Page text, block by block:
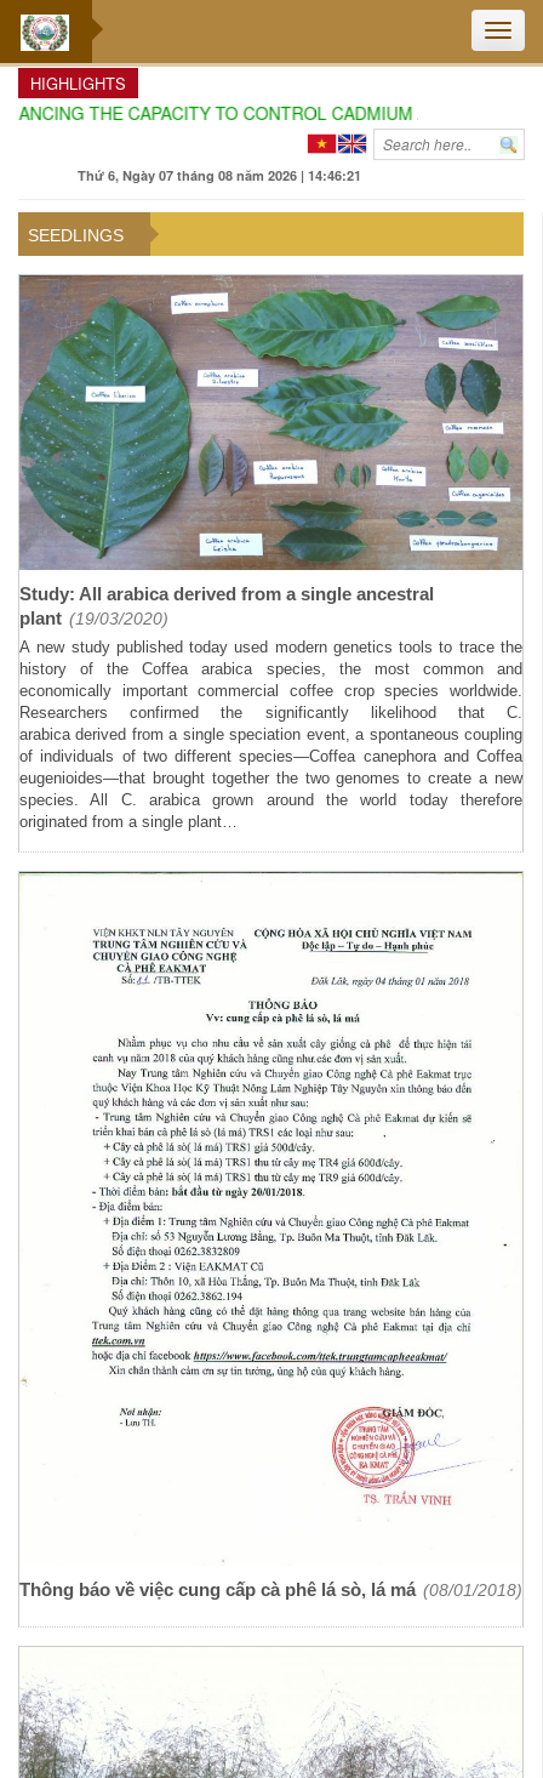
Toggle
HIGHLIGHTS
THE CAPACITY TO CONTROL CADMIUM AND AURAMIN O
Thứ 6, Ngày 07 tháng 08 năm 2026 | 14:46:22
SEEDLINGS
Study: All arabica derived from a single ancestral
plant (19/03/2020)
A new study published today used modern genetics tools to trace the
history of the Coffea arabica species, the most common and
economically important commercial coffee crop species worldwide.
Researchers confirmed the significantly likelihood that C.
arabica derived from a single speciation event, a spontaneous coupling
of individuals of two different species—Coffea canephora and Coffea
eugenioides—that brought together the two genomes to create a new
species. All C. arabica grown around the world today therefore
originated from a single plant…
Thông báo về việc cung cấp cà phê lá sò, lá má (08/01/2018)